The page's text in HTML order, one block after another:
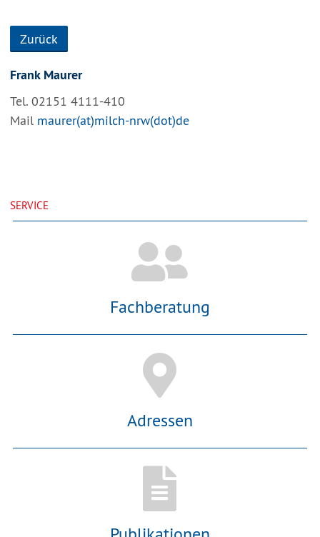
Zurück
Frank Maurer
Tel. 02151 4111-410
Mail maurer(at)milch-nrw(dot)de
SERVICE
Fachberatung
Adressen